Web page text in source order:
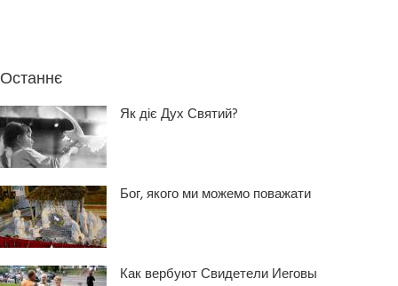
Останнє
Як діє Дух Святий?
Бог, якого ми можемо поважати
Как вербуют Свидетели Иеговы